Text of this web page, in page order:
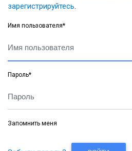
зарегистрируйтесь.
Имя пользователя*
Пароль*
Запомнить меня